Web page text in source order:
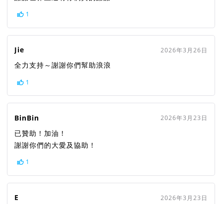
1
Jie 2026年3月26日
全力支持～謝謝你們幫助浪浪
1
BinBin 2026年3月23日
已贊助！加油！
謝謝你們的大愛及協助！
1
E 2026年3月23日